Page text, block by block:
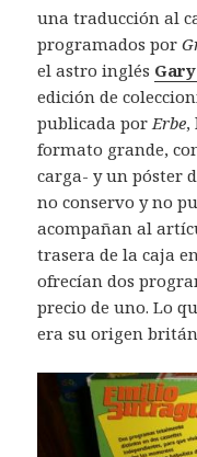
una traducción al
programados por
el astro inglés
edición de
publicada porErbe,
formato grande,
carga- y un póster
no conservo y no
acompañan al
trasera de la caja
ofrecían dos
precio de uno. Lo
era su origen